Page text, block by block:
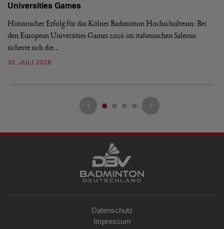
Universities Games
Historischer Erfolg für das Kölner Badminton Hochschulteam: Bei
den European Universities Games 2026 im italienischen Salerno
sicherte sich die…
30. JULI 2026
Datenschutz
Impressum